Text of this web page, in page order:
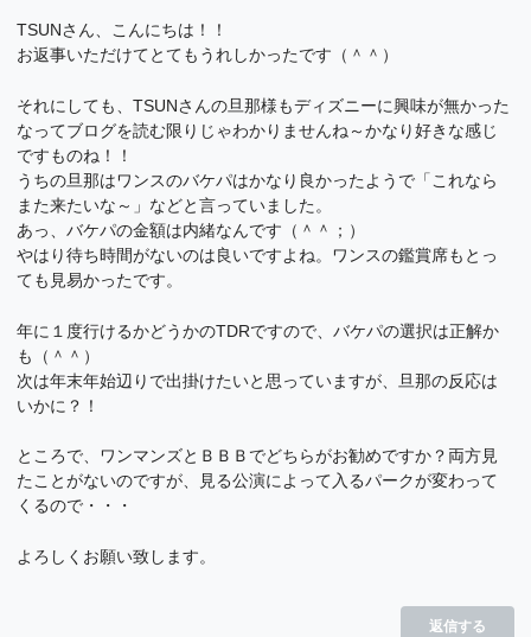
TSUNさん、こんにちは！！
お返事いただけてとてもうれしかったです（＾＾）
それにしても、TSUNさんの旦那様もディズニーに興味が無かった
なってブログを読む限りじゃわかりませんね～かなり好きな感じ
ですものね！！
うちの旦那はワンスのバケパはかなり良かったようで「これなら
また来たいな～」などと言っていました。
あっ、バケパの金額は内緒なんです（＾＾；）
やはり待ち時間がないのは良いですよね。ワンスの鑑賞席もとっ
ても見易かったです。
年に１度行けるかどうかのTDRですので、バケパの選択は正解か
も（＾＾）
次は年末年始辺りで出掛けたいと思っていますが、旦那の反応は
いかに？！
ところで、ワンマンズとＢＢＢでどちらがお勧めですか？両方見
たことがないのですが、見る公演によって入るパークが変わって
くるので・・・
よろしくお願い致します。
返信する